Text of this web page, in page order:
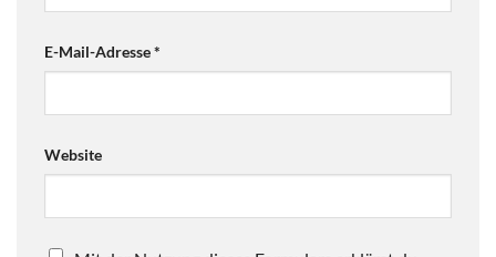
E-Mail-Adresse*
Website